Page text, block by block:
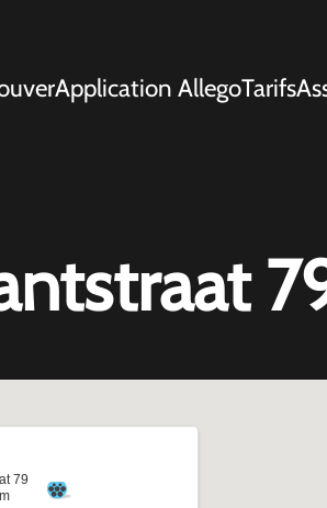
Application AllegoTarifs